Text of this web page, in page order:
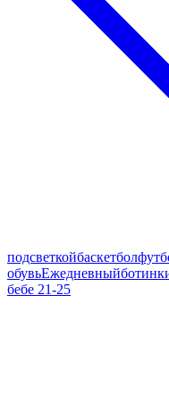
подсветкойбаскетбол
обувьЕжедневный
бебе 21-25